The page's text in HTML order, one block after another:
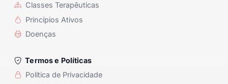
Classes Terapêuticas
Princípios Ativos
Doenças
Termos e Políticas
Política de Privacidade